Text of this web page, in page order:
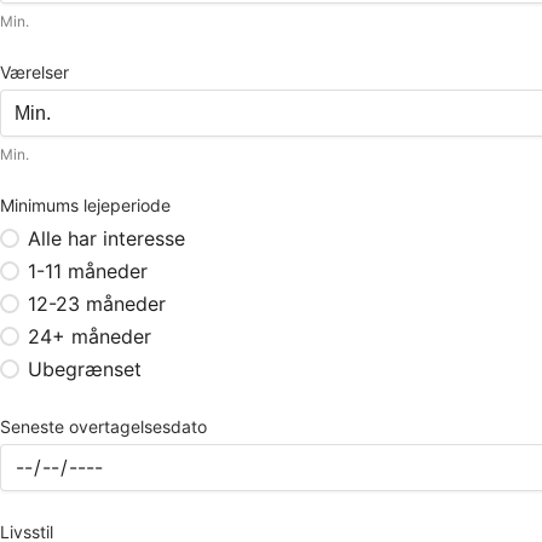
Min.
Værelser
Min.
Minimums lejeperiode
Alle har interesse
1-11 måneder
12-23 måneder
24+ måneder
Ubegrænset
Seneste overtagelsesdato
Livsstil